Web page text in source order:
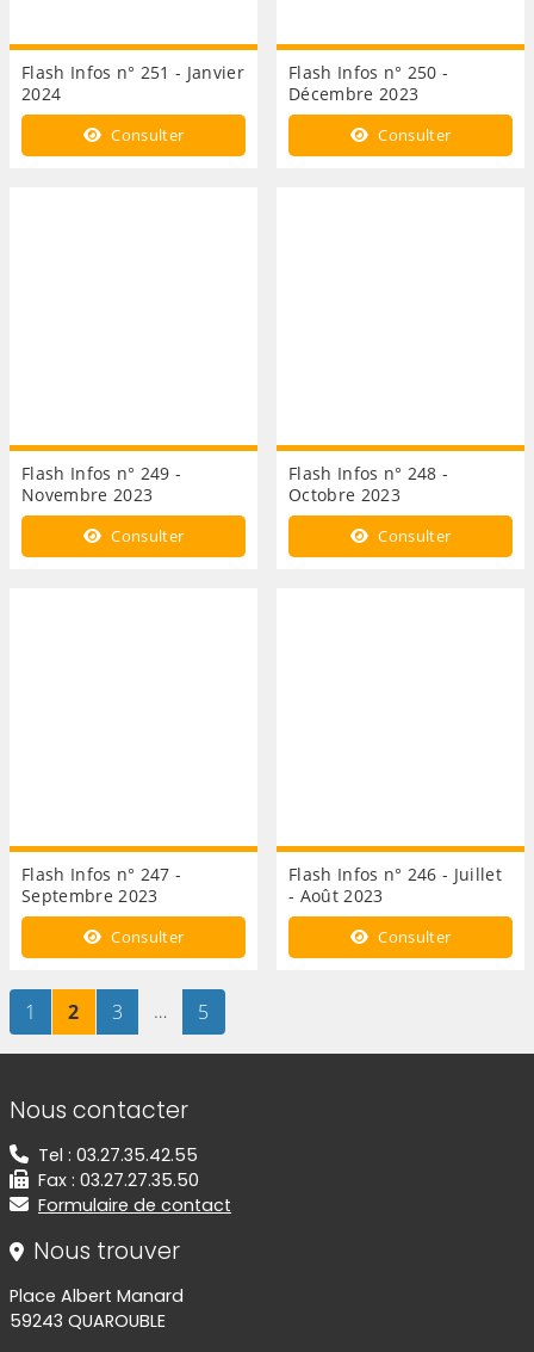
Flash Infos n° 251 - Janvier
2024
Consulter
Flash Infos n° 250 -
Décembre 2023
Consulter
Flash Infos n° 249 -
Novembre 2023
Consulter
Flash Infos n° 248 -
Octobre 2023
Consulter
Flash Infos n° 247 -
Septembre 2023
Consulter
Flash Infos n° 246 - Juillet
- Août 2023
Consulter
Page
1 sur 5Page
2sur 5Page
3sur 5
… Page
5
Informations de contact
Nous contacter
Tel : 03.27.35.42.55
Fax : 03.27.27.35.50
Formulaire de contact
Nous trouver
Place Albert Manard
59243 QUAROUBLE